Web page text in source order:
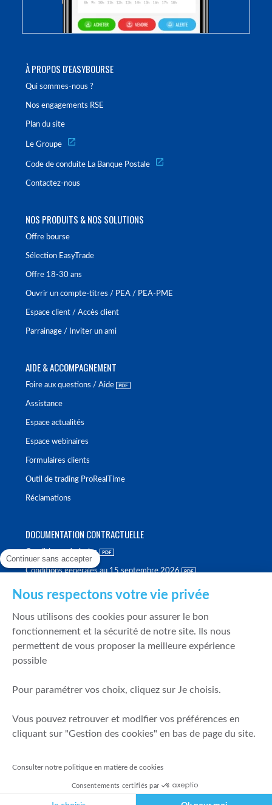
À PROPOS D'EASYBOURSE
Qui sommes-nous ?
Nos engagements RSE
Plan du site
Le Groupe
Code de conduite La Banque Postale
Contactez-nous
NOS PRODUITS & NOS SOLUTIONS
Offre bourse
Sélection EasyTrade
Offre 18-30 ans
Ouvrir un compte-titres / PEA / PEA-PME
Espace client / Accès client
Parrainage / Inviter un ami
AIDE & ACCOMPAGNEMENT
Foire aux questions / Aide
Assistance
Espace actualités
Espace webinaires
Formulaires clients
Outil de trading ProRealTime
Réclamations
DOCUMENTATION CONTRACTUELLE
Conditions générales
Conditions générales au 15 septembre 2026
Politique de meilleure sélection
Politique de durabilité
Fonds de garantie des dépôts et de résolution
Mentions légales
Prévention de la fraude
Politique de gestion des conflits d'intérêts
Continuer sans accepter
Nous respectons votre vie privée
Nous utilisons des cookies pour assurer le bon
fonctionnement et la sécurité de notre site. Ils nous
permettent de vous proposer la meilleure expérience
possible
Pour paramétrer vos choix, cliquez sur Je choisis.
Vous pouvez retrouver et modifier vos préférences en
cliquant sur "Gestion des cookies" en bas de page du site.
Consulter notre politique en matière de cookies
Consentements certifiés par